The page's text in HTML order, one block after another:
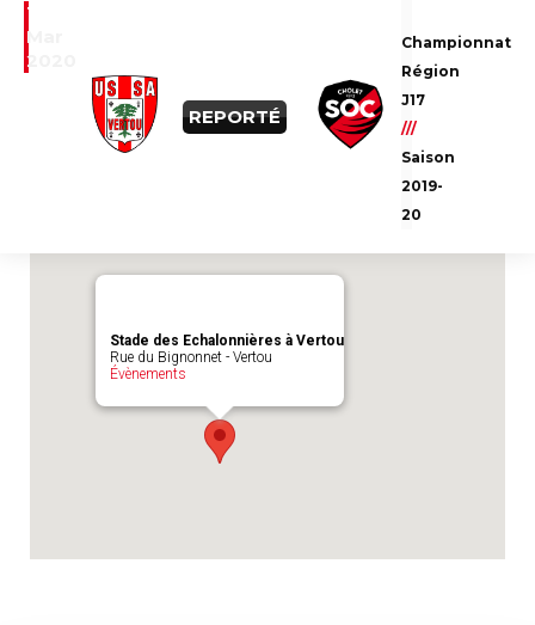
14
Mar
2020
REPORTÉ
Championnat
Région
J17
///
Saison
2019-
20
Emplacement du match :
Stade des
Stade des Echalonnières à Vertou
Rue du Bignonnet - Vertou
Évènements